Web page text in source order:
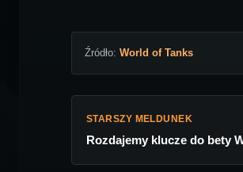
Źródło: World of Tanks
STARSZY MELDUNEK
Rozdajemy klucze do bety